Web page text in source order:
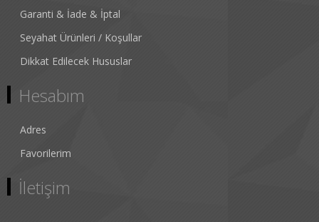
Garanti & İade & İptal
Seyahat Ürünleri / Koşullar
Dikkat Edilecek Hususlar
Hesabım
Adres
Favorilerim
İletişim